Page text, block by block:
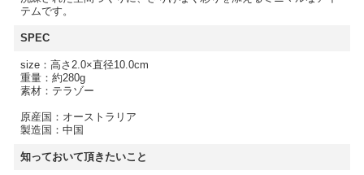
テムです。
SPEC
size：高さ2.0×直径10.0cm
重量：約280g
素材：テラゾー
原産国：オーストラリア
製造国：中国
知っておいて頂きたいこと